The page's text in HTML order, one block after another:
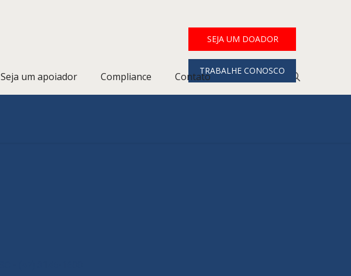
Seja um apoiador Compliance Contato
SEJA UM DOADOR
TRABALHE CONOSCO